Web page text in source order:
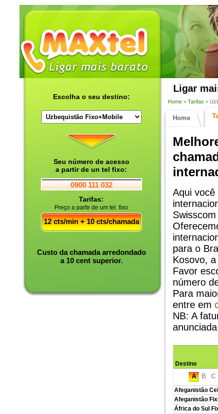
Escolha o seu destino:
Seu número de acesso
a partir de un tel fixo:
0900 111 032
Tarifas:
Preço a partir de um tel. fixo
12 cts/min + 10 cts/chamada
Custo da chamada arredondado
a 10 cent superior.
Ligar
Home > Tarifas >
Home
Aqui
para o
Kosovo,
Favor
número
Para
entre em
NB: A
Destino
A B C
Afeganistão
Afeganistão
África do Sul